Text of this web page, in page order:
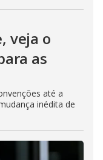
veja o
as
até a
inédita de